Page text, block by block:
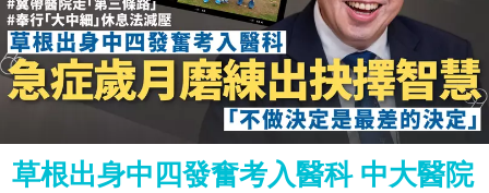
草根出身中四發奮考入醫科 中大醫院